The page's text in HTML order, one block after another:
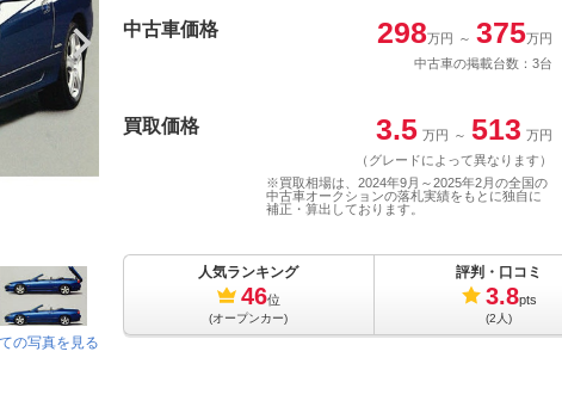
の写真を見る
中古車価格 298万円 ～ 375万円
中古車の掲載台数：3台
買取価格 3.5 万円 ～ 513 万円
（グレードによって異なります）
※買取相場は、2024年9月～2025年2月の全国の
中古車オークションの落札実績をもとに独自に
補正・算出しております。
人気ランキング
46位
(オープンカー)
評判・口コミ
3.8pts
(2人)